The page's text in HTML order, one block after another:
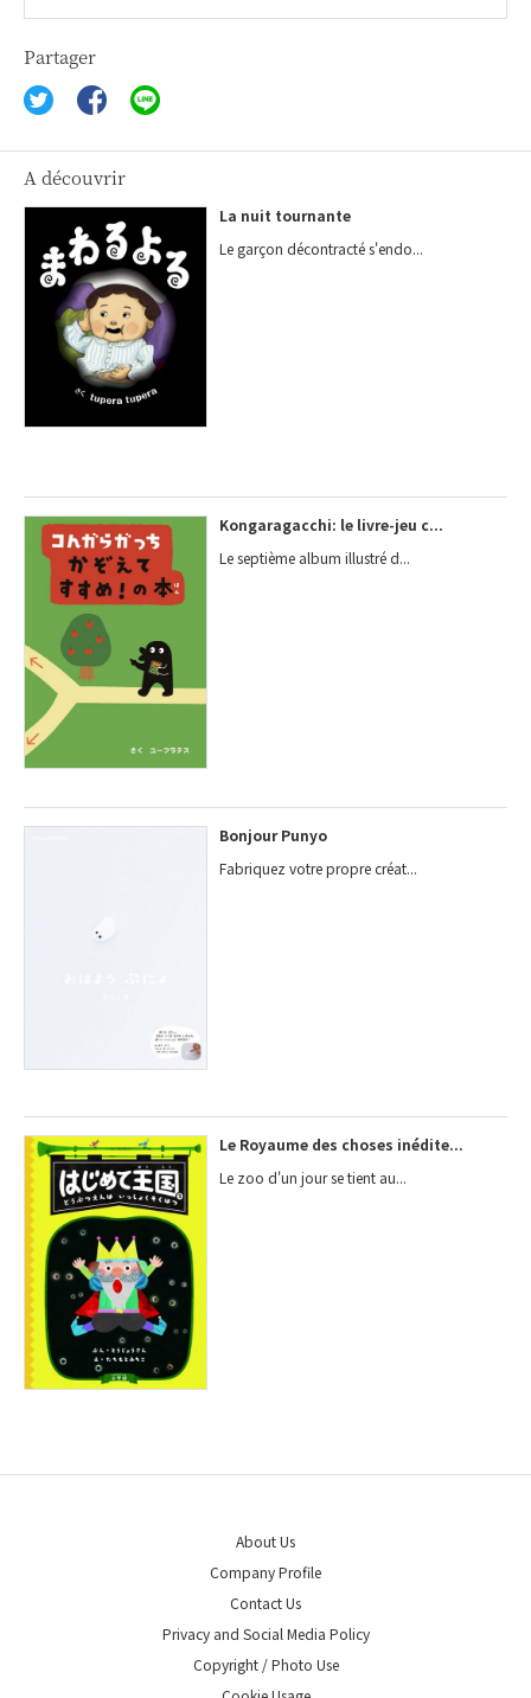
Partager
A découvrir
La nuit tournante
Le garçon décontracté s'endo...
Kongaragacchi: le livre-jeu c...
Le septième album illustré d...
Bonjour Punyo
Fabriquez votre propre créat...
Le Royaume des choses inédite...
Le zoo d'un jour se tient au...
About Us
Company Profile
Contact Us
Privacy and Social Media Policy
Copyright / Photo Use